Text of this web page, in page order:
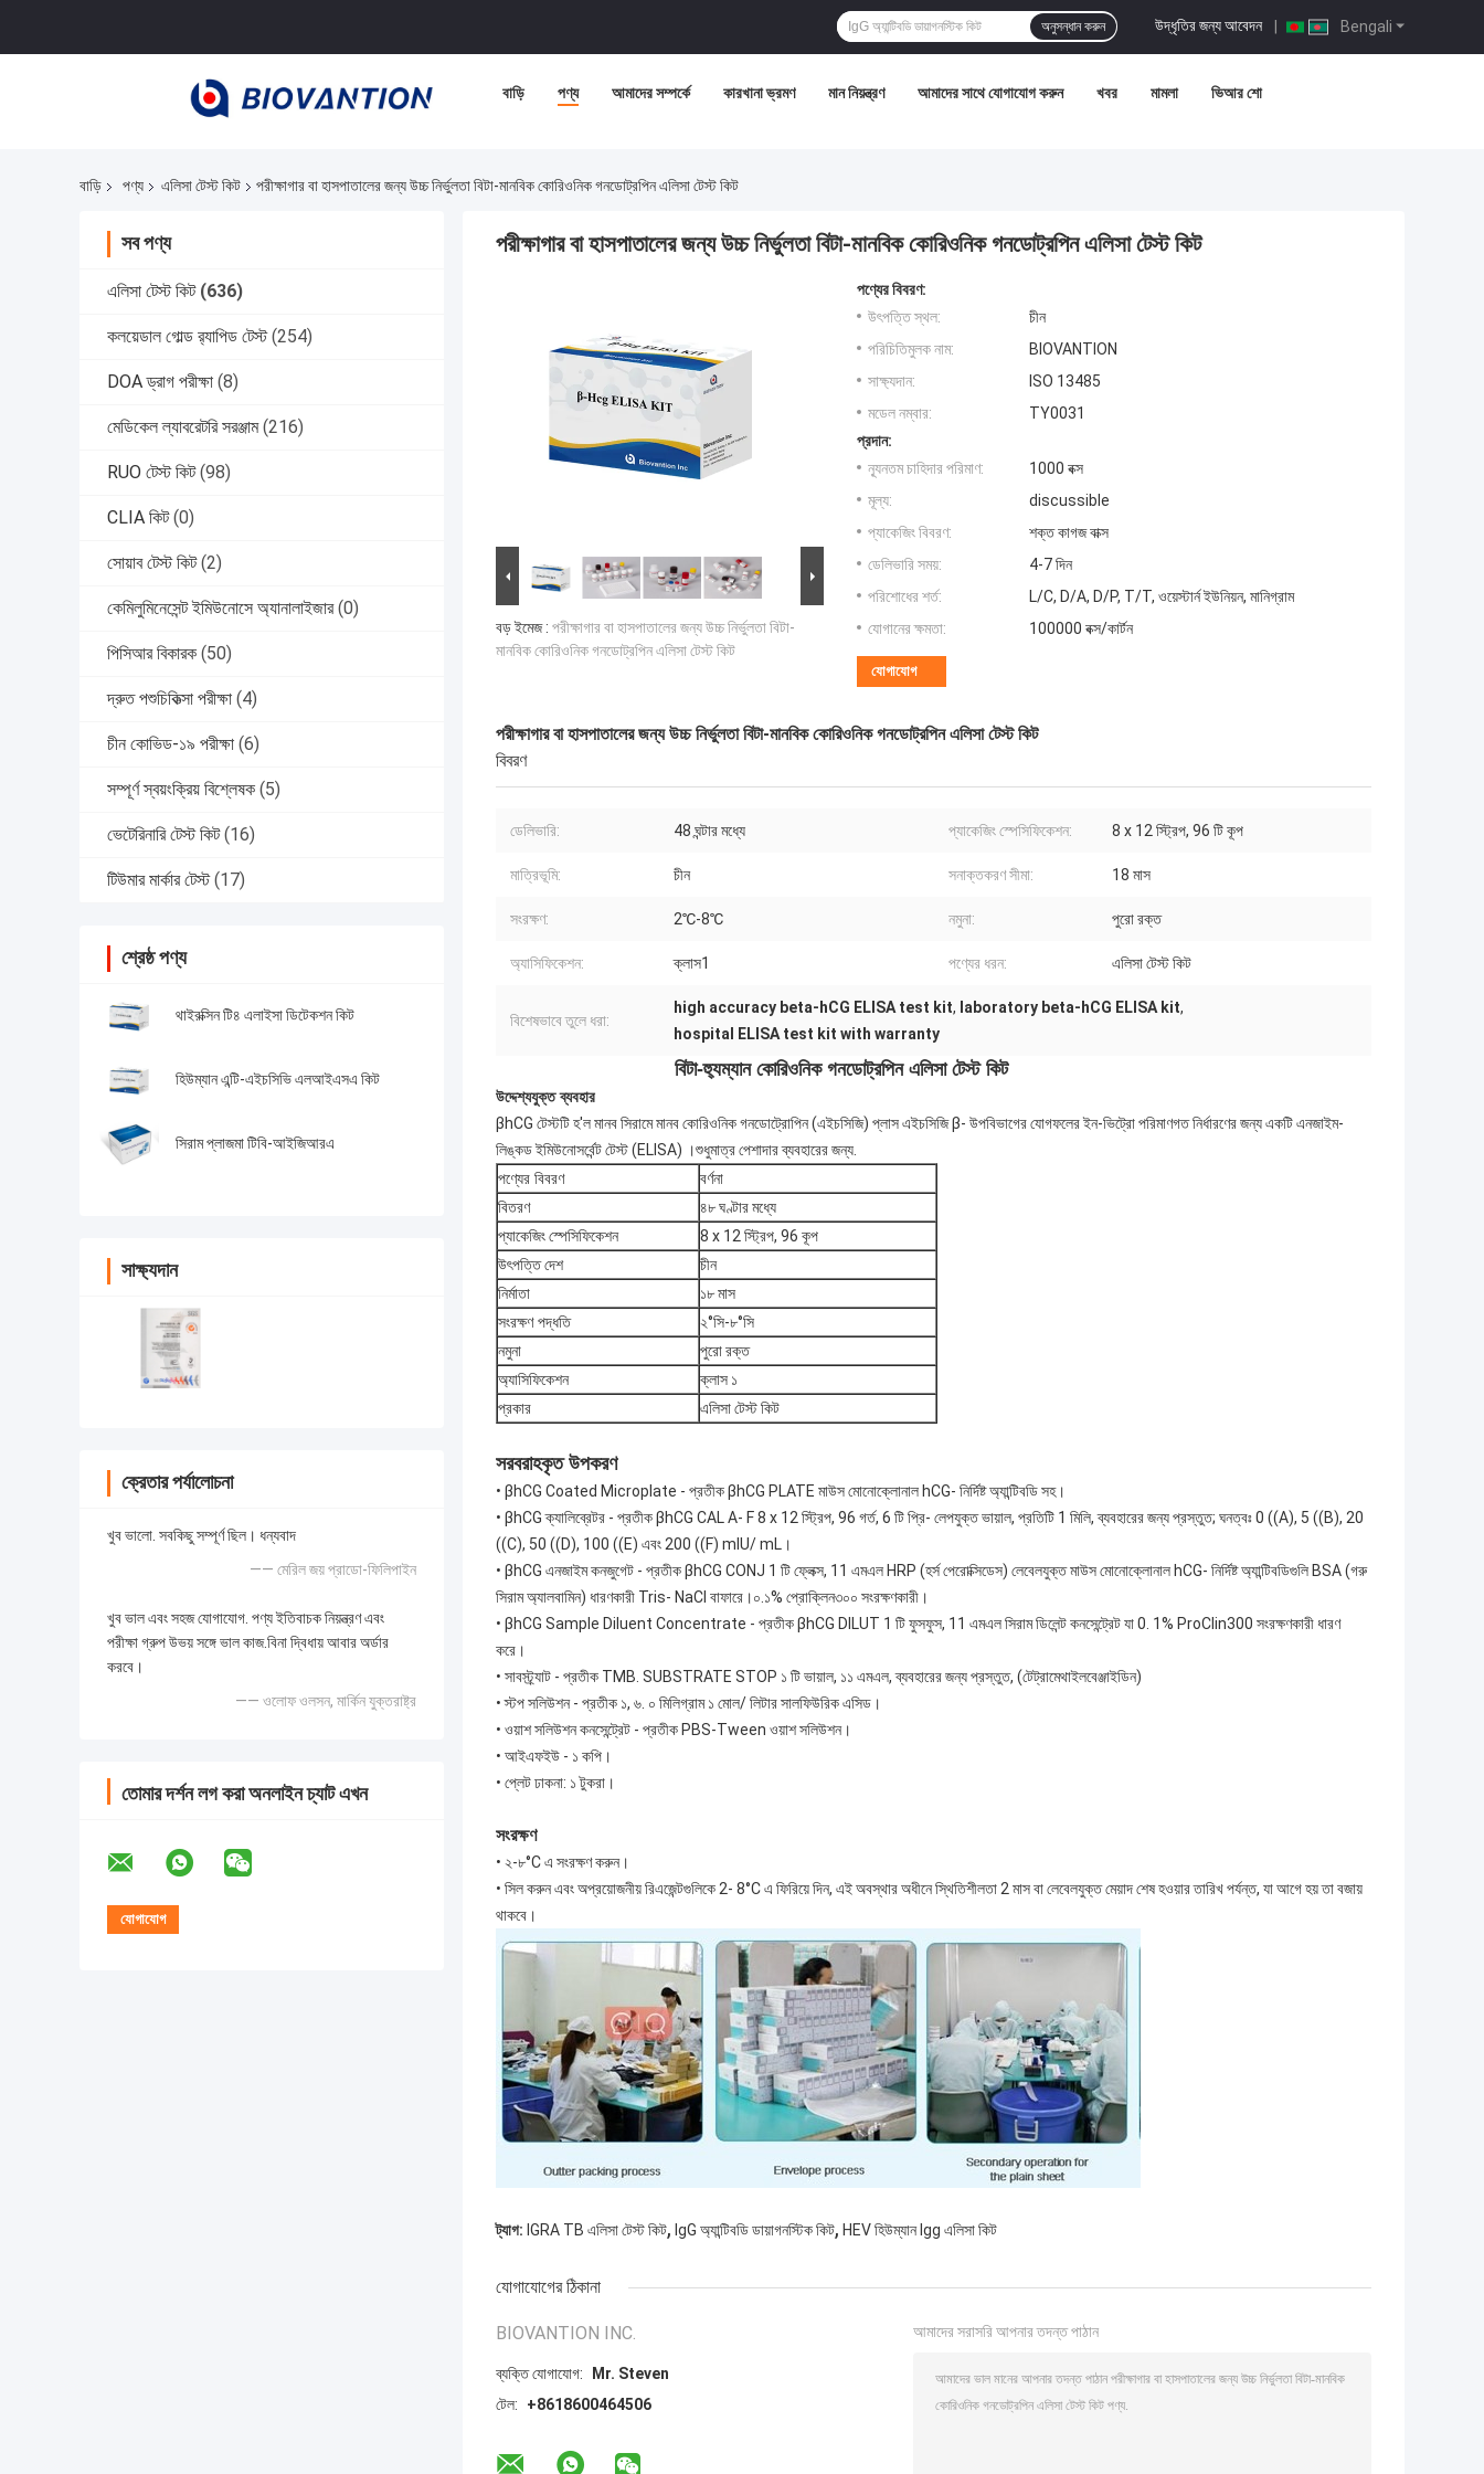
Bengali
উদ্ধৃতির জন্য আবেদন |
অনুসন্ধান করুন
বাড়ি পণ্য আমাদের সম্পর্কে কারখানা ভ্রমণ মান নিয়ন্ত্রণ আমাদের সাথে যোগাযোগ করুন খবর মামলা ভিআর শো
বাড়ি পণ্য এলিসা টেস্ট কিট পরীক্ষাগার বা হাসপাতালের জন্য উচ্চ নির্ভুলতা বিটা-মানবিক কোরিওনিক গনডোট্রপিন এলিসা টেস্ট কিট
সব পণ্য
এলিসা টেস্ট কিট (636)
কলয়েডাল গোল্ড র‍্যাপিড টেস্ট (254)
DOA ড্রাগ পরীক্ষা (8)
মেডিকেল ল্যাবরেটরি সরঞ্জাম (216)
RUO টেস্ট কিট (98)
CLIA কিট (0)
সোয়াব টেস্ট কিট (2)
কেমিলুমিনেসেন্ট ইমিউনোসে অ্যানালাইজার (0)
পিসিআর বিকারক (50)
দ্রুত পশুচিকিত্সা পরীক্ষা (4)
চীন কোভিড-১৯ পরীক্ষা (6)
সম্পূর্ণ স্বয়ংক্রিয় বিশ্লেষক (5)
ভেটেরিনারি টেস্ট কিট (16)
টিউমার মার্কার টেস্ট (17)
শ্রেষ্ঠ পণ্য
থাইরক্সিন টি৪ এলাইসা ডিটেকশন কিট
হিউম্যান এন্টি-এইচসিভি এলআইএসএ কিট
সিরাম প্লাজমা টিবি-আইজিআরএ
সাক্ষ্যদান
ক্রেতার পর্যালোচনা
খুব ভালো. সবকিছু সম্পূর্ণ ছিল। ধন্যবাদ
—— মেরিল জয় প্রাডো-ফিলিপাইন
খুব ভাল এবং সহজ যোগাযোগ. পণ্য ইতিবাচক নিয়ন্ত্রণ এবং
পরীক্ষা গ্রুপ উভয় সঙ্গে ভাল কাজ.বিনা দ্বিধায় আবার অর্ডার
করবে।
—— ওলোফ ওলসন, মার্কিন যুক্তরাষ্ট্র
তোমার দর্শন লগ করা অনলাইন চ্যাট এখন
পরীক্ষাগার বা হাসপাতালের জন্য উচ্চ নির্ভুলতা বিটা-মানবিক কোরিওনিক গনডোট্রপিন এলিসা টেস্ট কিট
বড় ইমেজ : পরীক্ষাগার বা হাসপাতালের জন্য উচ্চ নির্ভুলতা বিটা-
মানবিক কোরিওনিক গনডোট্রপিন এলিসা টেস্ট কিট
পণ্যের বিবরণ:
উৎপত্তি স্থল:
চীন
পরিচিতিমুলক নাম:
BIOVANTION
সাক্ষ্যদান:
ISO 13485
মডেল নম্বার:
TY0031
প্রদান:
ন্যূনতম চাহিদার পরিমাণ:
1000 বক্স
মূল্য:
discussible
প্যাকেজিং বিবরণ:
শক্ত কাগজ বাক্স
ডেলিভারি সময়:
4-7 দিন
পরিশোধের শর্ত:
L/C, D/A, D/P, T/T, ওয়েস্টার্ন ইউনিয়ন, মানিগ্রাম
যোগানের ক্ষমতা:
100000 বক্স/কার্টন
যোগাযোগ
পরীক্ষাগার বা হাসপাতালের জন্য উচ্চ নির্ভুলতা বিটা-মানবিক কোরিওনিক গনডোট্রপিন এলিসা টেস্ট কিট
বিবরণ
ডেলিভারি: 48 ঘন্টার মধ্যে প্যাকেজিং স্পেসিফিকেশন: 8 x 12 স্ট্রিপ, 96 টি কূপ
মাত্রিভূমি: চীন সনাক্তকরণ সীমা: 18 মাস
সংরক্ষণ: 2℃-8℃ নমুনা: পুরো রক্ত
অ্যাসিফিকেশন: ক্লাস1 পণ্যের ধরন: এলিসা টেস্ট কিট
বিশেষভাবে তুলে ধরা:
high accuracy beta-hCG ELISA test kit, laboratory beta-hCG ELISA kit,
hospital ELISA test kit with warranty
বিটা-হ্যুম্যান কোরিওনিক গনডোট্রপিন এলিসা টেস্ট কিট
উদ্দেশ্যযুক্ত ব্যবহার
βhCG টেস্টটি হ'ল মানব সিরামে মানব কোরিওনিক গনডোট্রোপিন (এইচসিজি) প্লাস এইচসিজি β- উপবিভাগের যোগফলের ইন-ভিট্রো পরিমাণগত নির্ধারণের জন্য একটি এনজাইম-
লিঙ্কড ইমিউনোসর্বেন্ট টেস্ট (ELISA) ।শুধুমাত্র পেশাদার ব্যবহারের জন্য.
পণ্যের বিবরণ
বর্ণনা
বিতরণ
৪৮ ঘণ্টার মধ্যে
প্যাকেজিং স্পেসিফিকেশন
8 x 12 স্ট্রিপ, 96 কূপ
উৎপত্তি দেশ
চীন
নির্মাতা
১৮ মাস
সংরক্ষণ পদ্ধতি
২°সি-৮°সি
নমুনা
পুরো রক্ত
অ্যাসিফিকেশন
ক্লাস ১
প্রকার
এলিসা টেস্ট কিট
সরবরাহকৃত উপকরণ
• βhCG Coated Microplate - প্রতীক βhCG PLATE মাউস মোনোক্লোনাল hCG- নির্দিষ্ট অ্যান্টিবডি সহ।
• βhCG ক্যালিব্রেটর - প্রতীক βhCG CAL A- F 8 x 12 স্ট্রিপ, 96 গর্ত, 6 টি প্রি- লেপযুক্ত ভায়াল, প্রতিটি 1 মিলি, ব্যবহারের জন্য প্রস্তুত; ঘনত্বঃ 0 ((A), 5 ((B), 20
((C), 50 ((D), 100 ((E) এবং 200 ((F) mIU/ mL।
• βhCG এনজাইম কনজুগেট - প্রতীক βhCG CONJ 1 টি ফ্লেক্স, 11 এমএল HRP (হর্স পেরোক্সিডেস) লেবেলযুক্ত মাউস মোনোক্লোনাল hCG- নির্দিষ্ট অ্যান্টিবডিগুলি BSA (গরু
সিরাম অ্যালবামিন) ধারণকারী Tris- NaCl বাফারে।০.১% প্রোক্লিন৩০০ সংরক্ষণকারী।
• βhCG Sample Diluent Concentrate - প্রতীক βhCG DILUT 1 টি ফুসফুস, 11 এমএল সিরাম ডিলেন্ট কনসেন্ট্রেট যা 0. 1% ProClin300 সংরক্ষণকারী ধারণ
করে।
• সাবস্ট্র্যাট - প্রতীক TMB. SUBSTRATE STOP ১ টি ভায়াল, ১১ এমএল, ব্যবহারের জন্য প্রস্তুত, (টেট্রামেথাইলবেঞ্জাইডিন)
• স্টপ সলিউশন - প্রতীক ১, ৬. ০ মিলিগ্রাম ১ মোল/ লিটার সালফিউরিক এসিড।
• ওয়াশ সলিউশন কনসেন্ট্রেট - প্রতীক PBS-Tween ওয়াশ সলিউশন।
• আইএফইউ - ১ কপি।
• প্লেট ঢাকনা: ১ টুকরা।
সংরক্ষণ
• ২-৮°C এ সংরক্ষণ করুন।
• সিল করুন এবং অপ্রয়োজনীয় রিএজেন্টগুলিকে 2- 8°C এ ফিরিয়ে দিন, এই অবস্থার অধীনে স্থিতিশীলতা 2 মাস বা লেবেলযুক্ত মেয়াদ শেষ হওয়ার তারিখ পর্যন্ত, যা আগে হয় তা বজায়
থাকবে।
ট্যাগ: IGRA TB এলিসা টেস্ট কিট, IgG অ্যান্টিবডি ডায়াগনস্টিক কিট, HEV হিউম্যান Igg এলিসা কিট
যোগাযোগের ঠিকানা
BIOVANTION INC.
ব্যক্তি যোগাযোগ:
Mr. Steven
টেল:
+8618600464506
আমাদের সরাসরি আপনার তদন্ত পাঠান